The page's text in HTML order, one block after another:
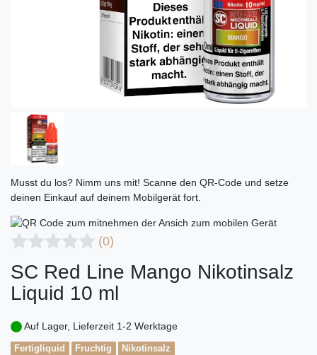
Musst du los? Nimm uns mit! Scanne den QR-Code und setze
deinen Einkauf auf deinem Mobilgerät fort.
(0)
SC Red Line Mango Nikotinsalz
Liquid 10 ml
Auf Lager, Lieferzeit 1-2 Werktage
Fertigliquid Fruchtig Nikotinsalz